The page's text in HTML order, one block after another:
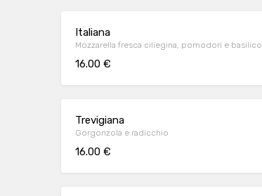
Italiana
Mozzarella fresca ciliegina, pomodori e basilico
16.00 €
Trevigiana
Gorgonzola e radicchio
16.00 €